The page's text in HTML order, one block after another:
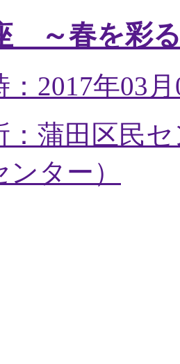
～春を彩
：2017年03
：蒲田区民
ンター ）